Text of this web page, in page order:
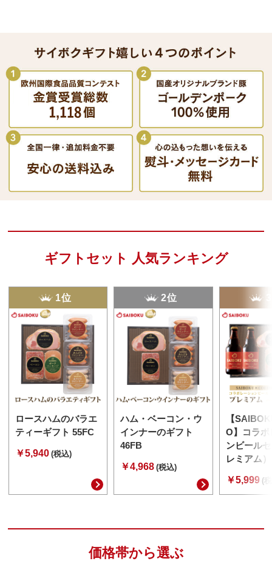
ギフトセット 人気ランキング
1位
ロースハムのバラエ
ティーギフト 55FC
￥5,940 (税込)
2位
ハム・ベーコン・ウ
インナーのギフト
46FB
￥4,968 (税込)
【
O】コラボ
ンビール
レミアム
￥5,999 (
価格帯から選ぶ